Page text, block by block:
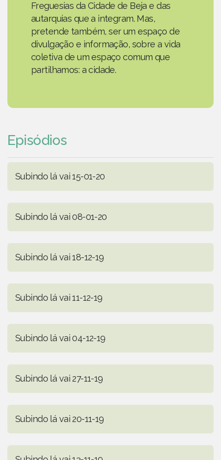
Freguesias da Cidade de Beja e das
autarquias que a integram. Mas,
pretende também, ser um espaço de
divulgação e informação, sobre a vida
coletiva de um espaço comum que
partilhamos: a cidade.
Episódios
Subindo lá vai 15-01-20
Subindo lá vai 08-01-20
Subindo lá vai 18-12-19
Subindo lá vai 11-12-19
Subindo lá vai 04-12-19
Subindo lá vai 27-11-19
Subindo lá vai 20-11-19